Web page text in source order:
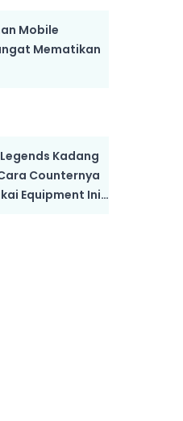
Mobile
Mematikan
Kadang
Counternya
Equipment Ini,